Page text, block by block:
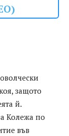
защото
й.
Колежа по
във